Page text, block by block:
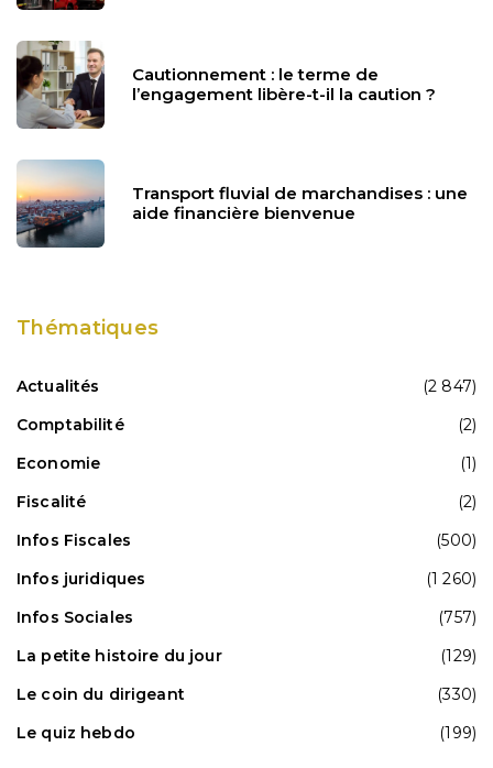
Cautionnement : le terme de
l’engagement libère-t-il la caution ?
Transport fluvial de marchandises : une
aide financière bienvenue
Thématiques
Actualités
(2 847)
Comptabilité
(2)
Economie
(1)
Fiscalité
(2)
Infos Fiscales
(500)
Infos juridiques
(1 260)
Infos Sociales
(757)
La petite histoire du jour
(129)
Le coin du dirigeant
(330)
Le quiz hebdo
(199)